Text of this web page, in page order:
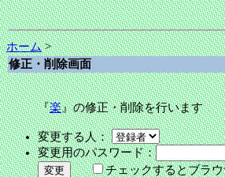
ホーム>
修正・削除画面
『楽』の修正・削除を行います
変更する人：
変更用のパスワード：
チェックするとブラ